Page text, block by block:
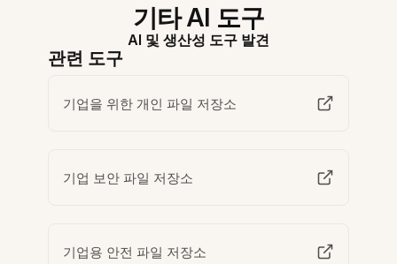
기타 AI 도구
AI 및 생산성 도구 발견
관련 도구
기업을 위한 개인 파일 저장소
기업 보안 파일 저장소
기업용 안전 파일 저장소